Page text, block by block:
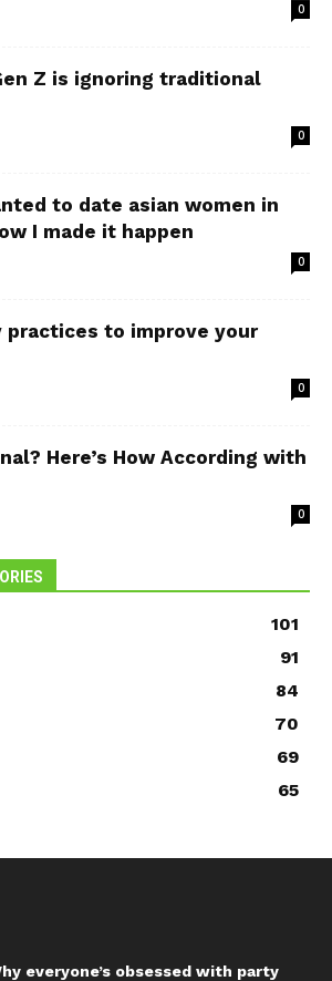
0
Z is ignoring traditional
0
to date asian women in
I made it happen
0
practices to improve your
0
Here’s How According with
0
101
91
84
70
69
65
everyone’s obsessed with party